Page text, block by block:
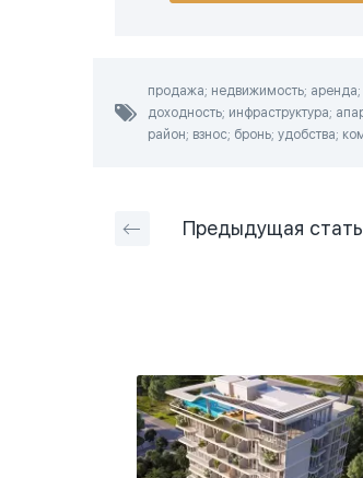
продажа; недвижимость; аренда;
доходность; инфраструктура;
район; взнос; бронь; удобства;
Предыдущая